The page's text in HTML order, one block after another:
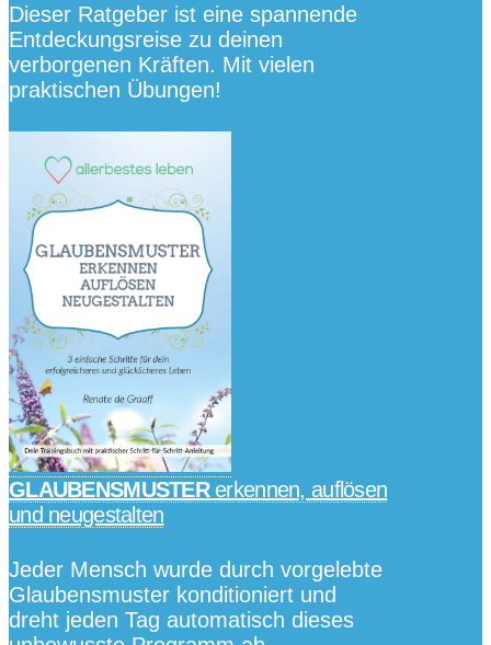
Dieser Ratgeber ist eine spannende
Entdeckungsreise zu deinen
verborgenen Kräften. Mit vielen
praktischen Übungen!
GLAUBENSMUSTERerkennen, auflösen
und neugestalten
Jeder Mensch wurde durch vorgelebte
Glaubensmuster konditioniert und
dreht jeden Tag automatisch dieses